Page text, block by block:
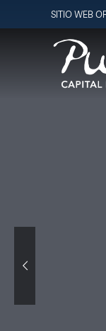
SITIO WEB